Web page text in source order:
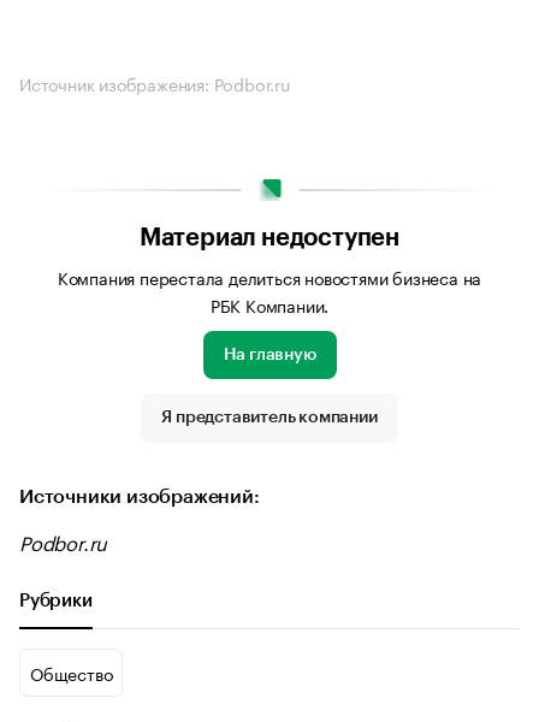
Источник изображения: Podbor.ru
Материал недоступен
Компания перестала делиться новостями бизнеса на
РБК Компании.
На главную
Я представитель компании
Источники изображений:
Podbor.ru
Рубрики
Общество